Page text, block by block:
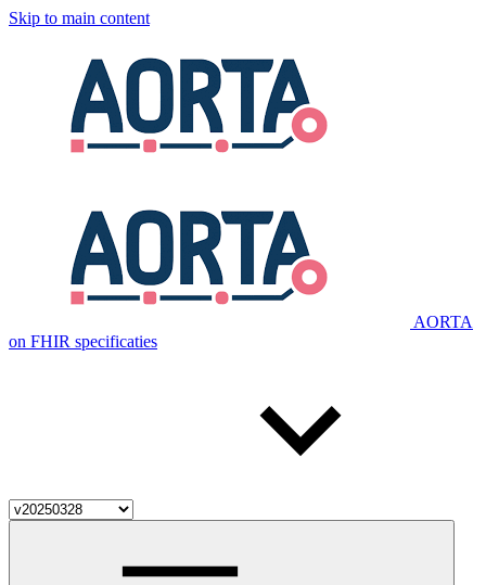
Skip to main content
AORTA
on FHIR specificaties